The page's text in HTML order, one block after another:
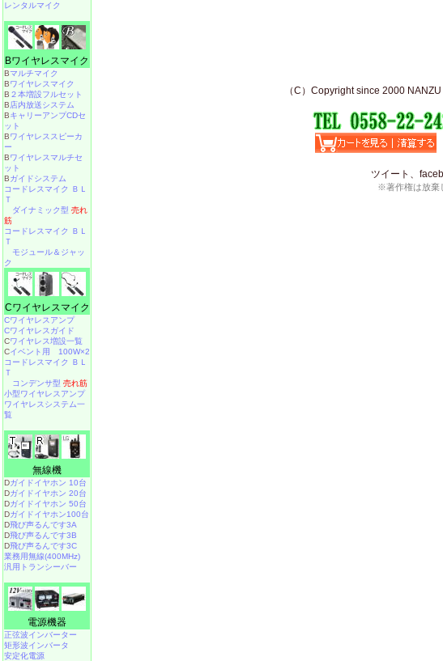
レンタルマイク
Bワイヤレスマイク
Bマルチマイク
Bワイヤレスマイク
B ２本増設フルセット
B店内放送システム
BキャリーアンプCDセ
ット
Bワイヤレススピーカ
ー
Bワイヤレスマルチセ
ット
Bガイドシステム
コードレスマイク ＢＬ
Ｔ
ダイナミック型 売れ
筋
コードレスマイク ＢＬ
Ｔ
モジュール＆ジャッ
ク
Cワイヤレスマイク
Cワイヤレスアンプ
Cワイヤレスガイド
Cワイヤレス増設一覧
Cイベント用 100W×2
コードレスマイク ＢＬ
Ｔ
コンデンサ型 売れ筋
小型ワイヤレスアンプ
ワイヤレスシステム一
覧
無線機
Dガイドイヤホン 10台
Dガイドイヤホン 20台
Dガイドイヤホン 50台
Dガイドイヤホン100台
D飛び声るんです3A
D飛び声るんです3B
D飛び声るんです3C
業務用無線(400MHz)
汎用トランシーバー
電源機器
正弦波インバーター
矩形波インバータ
安定化電源